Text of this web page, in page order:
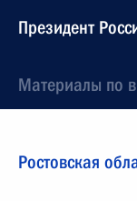
Президент
Материалы по
Ростовская